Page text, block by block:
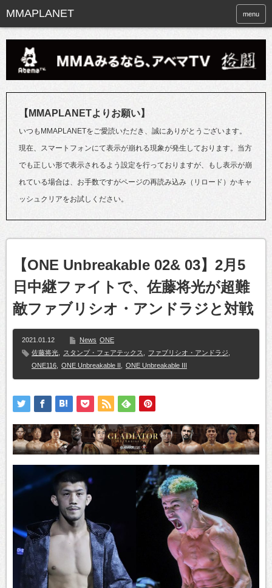
menu
【MMAPLANETよりお願い】
いつもMMAPLANETをご愛読いただき、誠にありがとうございます。
現在、スマートフォンにて表示が崩れる現象が発生しております。当方
でも正しい形で表示されるよう設定を行っておりますが、もし表示が崩
れている場合は、お手数ですがページの再読み込み（リロード）かキャ
ッシュクリアをお試しください。
【ONE Unbreakable 02& 03】2月5
日中継ファイトで、佐藤将光が超難
敵ファブリシオ・アンドラジと対戦
2021.01.12 News ONE
佐藤将光
スタンプ・フェアテックス ファブリシオ・アンドラジ
ONE116
ONE Unbreakable II ONE Unbreakable III